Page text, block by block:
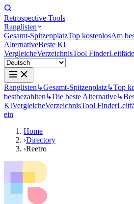
Retrospective Tools
Ranglisten
Gesamt-SpitzenplatzTop kostenlosAm
AlternativeBeste KI
VergleicheVerzeichnisTool Finder
Ranglisten ↳Gesamt-Spitzenplatz↳Top
bestbezahlten ↳Die beste Alternative↳
KIVergleicheVerzeichnisTool Finder
ein
Home
›Directory
›Reetro